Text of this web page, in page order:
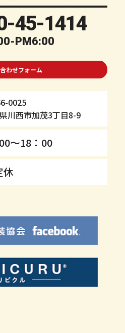
45-1414
PM6:00
わせフォーム
0025
川西市加茂3丁目8-9
～18：00
休